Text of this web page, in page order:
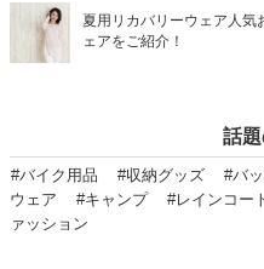
夏用リカバリーウェア人気
ェアをご紹介！
話
#バイク用品 #収納グッズ #バ
ウェア
#キャンプ #レインコー
ァッション